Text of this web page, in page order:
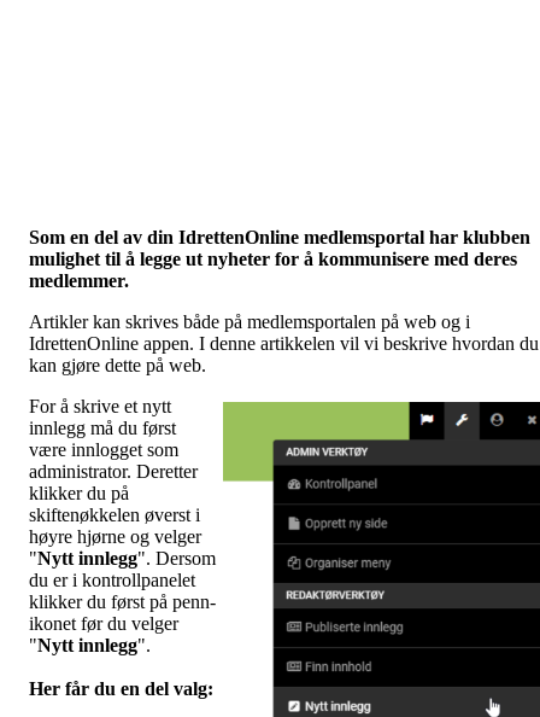
Som en del av din IdrettenOnline medlemsportal har klubben
mulighet til å legge ut nyheter for å kommunisere med deres
medlemmer.
Artikler kan skrives både på medlemsportalen på web og i
IdrettenOnline appen. I denne artikkelen vil vi beskrive hvordan du
kan gjøre dette på web.
For å skrive et nytt
innlegg må du først
være innlogget som
administrator. Deretter
klikker du på
skiftenøkkelen øverst i
høyre hjørne og velger
"Nytt innlegg". Dersom
du er i kontrollpanelet
klikker du først på penn-
ikonet før du velger
"Nytt innlegg".
Her får du en del valg: